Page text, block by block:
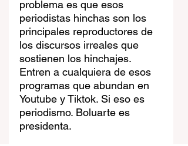
problema es que esos
periodistas hinchas son los
principales reproductores de
los discursos irreales que
sostienen los hinchajes.
Entren a cualquiera de esos
programas que abundan en
Youtube y Tiktok. Si eso es
periodismo. Boluarte es
presidenta.